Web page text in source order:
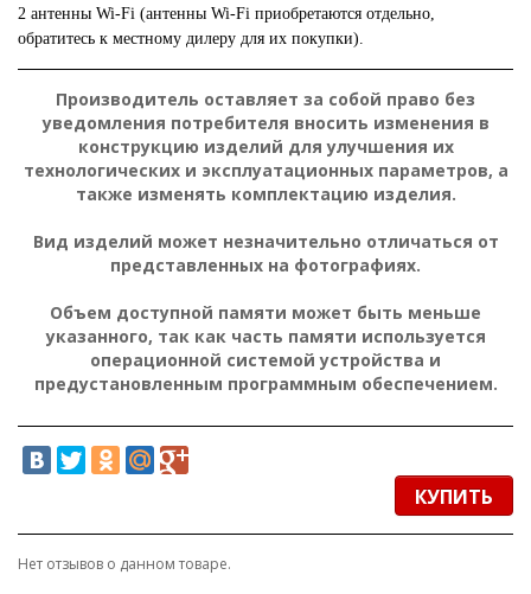
2 антенны Wi-Fi (антенны Wi-Fi приобретаются отдельно,
обратитесь к местному дилеру для их покупки).
Производитель оставляет за собой право без
уведомления потребителя вносить изменения в
конструкцию изделий для улучшения их
технологических и эксплуатационных параметров, а
также изменять комплектацию изделия.
Вид изделий может незначительно отличаться от
представленных на фотографиях.
Объем доступной памяти может быть меньше
указанного, так как часть памяти используется
операционной системой устройства и
предустановленным программным обеспечением.
КУПИТЬ
Нет отзывов о данном товаре.